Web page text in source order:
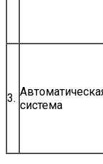
3.
система